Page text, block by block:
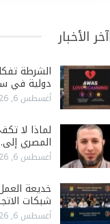
آخر الأخبار
الشرطة
دولية في
أغسطس 6, 2026
لماذا لا
المصري
أغسطس 6, 2026
خديعة
شبكات
أغسطس 6, 2026